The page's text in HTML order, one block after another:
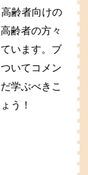
齢者向けの
齢者の方々
います。ブ
いてコメン
学ぶべきこ
う！